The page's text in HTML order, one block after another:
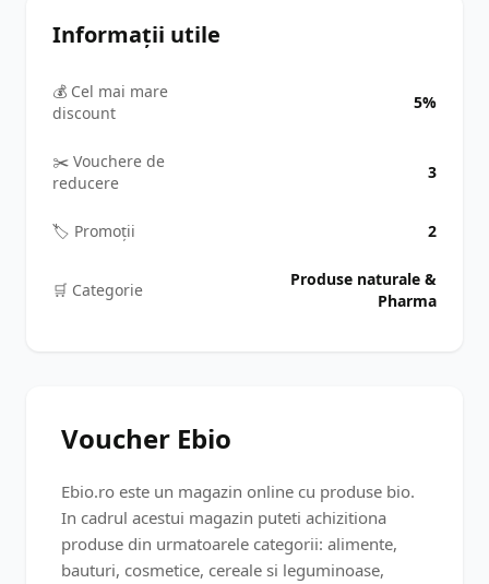
Informații utile
💰 Cel mai mare
discount
5%
✂️ Vouchere de
reducere
3
🏷️ Promoții 2
🛒️ Categorie
Produse naturale &
Pharma
Voucher Ebio
Ebio.ro este un magazin online cu produse bio.
In cadrul acestui magazin puteti achizitiona
produse din urmatoarele categorii: alimente,
bauturi, cosmetice, cereale si leguminoase,